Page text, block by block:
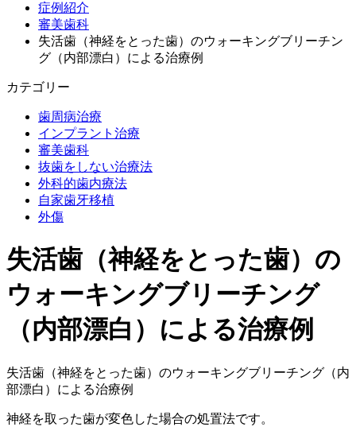
症例紹介
審美歯科
失活歯（神経をとった歯）のウォーキングブリーチン
グ（内部漂白）による治療例
カテゴリー
歯周病治療
インプラント治療
審美歯科
抜歯をしない治療法
外科的歯内療法
自家歯牙移植
外傷
失活歯（神経をとった歯）の
ウォーキングブリーチング
（内部漂白）による治療例
失活歯（神経をとった歯）のウォーキングブリーチング（内
部漂白）による治療例
神経を取った歯が変色した場合の処置法です。